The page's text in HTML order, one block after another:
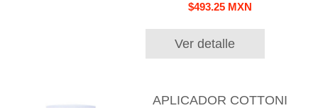
$493.25 MXN
Ver detalle
APLICADOR COTTONI